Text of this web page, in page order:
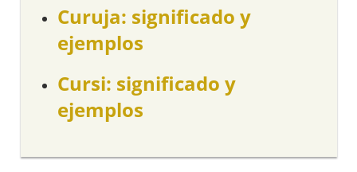
Curuja: significado y
ejemplos
Cursi: significado y
ejemplos